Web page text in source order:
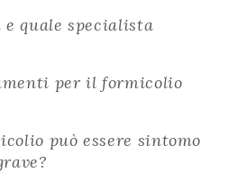
quale specialista
per il formicolio
può essere sintomo